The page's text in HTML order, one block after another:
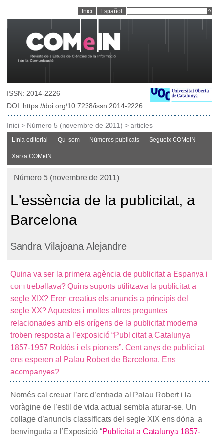
Inici Español
ISSN: 2014-2226
DOI: https://doi.org/10.7238/issn.2014-2226
Inici > Número 5 (novembre de 2011) > articles
Línia editorial Qui som Números publicats Segueix COMeIN
Xarxa COMeIN
Número 5 (novembre de 2011)
L'essència de la publicitat, a
Barcelona
Sandra Vilajoana Alejandre
Quina va ser la primera agència de publicitat a Espanya i
com treballava? Quins suports utilitzava la publicitat al
segle XIX? Eren creatius els anuncis a principis del
segle XX? Aquestes i moltes altres preguntes
relacionades amb els orígens de la publicitat moderna
troben resposta a l’exposició “Publicitat a Catalunya
1857-1957 Roldós i els pioners”. Cent anys de publicitat
ens esperen al Palau Robert de Barcelona. Ens
acompanyes?
Només cal creuar l’arc d’entrada al Palau Robert i la
voràgine de l’estil de vida actual sembla aturar-se. Un
collage d’anuncis classificats del segle XIX ens dóna la
benvinguda a l’Exposició “Publicitat a Catalunya 1857-